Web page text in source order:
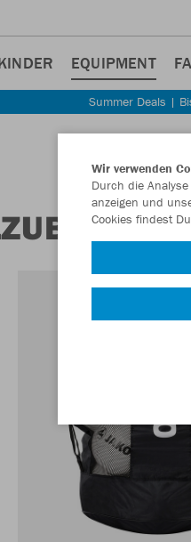
EQUIPMENT
Summer Deals |
Wir verwenden
Durch die
anzeigen und
Cookies findest